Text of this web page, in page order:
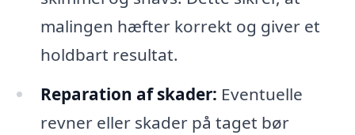
malingen hæfter korrekt og giver et
holdbart resultat.
Reparation af skader: Eventuelle
revner eller skader på taget bør